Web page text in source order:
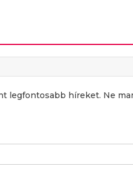
legfontosabb híreket. Ne